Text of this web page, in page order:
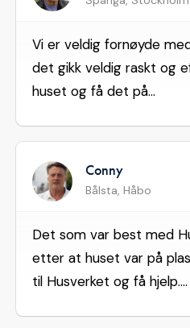
Vi er veldig fornøyde
det gikk veldig raskt og
huset og få det på...
Conny
Bålsta, Håbo
Det som var best med
etter at huset var på
til Husverket og få hjelp....